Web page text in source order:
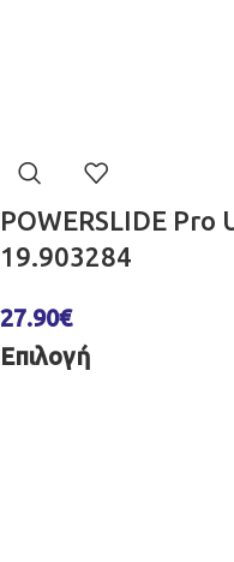
POWERSLIDE
19.903284
27.90€
Επιλογή